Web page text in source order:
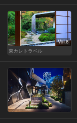
Vol.8
東カレトラベル